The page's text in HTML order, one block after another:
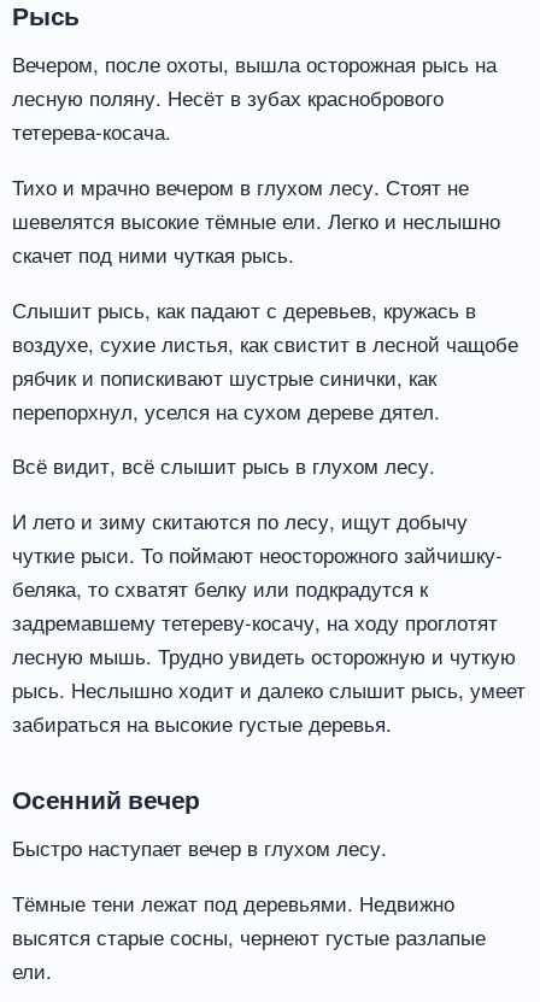
Рысь
Вечером, после охоты, вышла осторожная рысь на
лесную поляну. Несёт в зубах краснобрового
тетерева-косача.
Тихо и мрачно вечером в глухом лесу. Стоят не
шевелятся высокие тёмные ели. Легко и неслышно
скачет под ними чуткая рысь.
Слышит рысь, как падают с деревьев, кружась в
воздухе, сухие листья, как свистит в лесной чащобе
рябчик и попискивают шустрые синички, как
перепорхнул, уселся на сухом дереве дятел.
Всё видит, всё слышит рысь в глухом лесу.
И лето и зиму скитаются по лесу, ищут добычу
чуткие рыси. То поймают неосторожного зайчишку-
беляка, то схватят белку или подкрадутся к
задремавшему тетереву-косачу, на ходу проглотят
лесную мышь. Трудно увидеть осторожную и чуткую
рысь. Неслышно ходит и далеко слышит рысь, умеет
забираться на высокие густые деревья.
Осенний вечер
Быстро наступает вечер в глухом лесу.
Тёмные тени лежат под деревьями. Недвижно
высятся старые сосны, чернеют густые разлапые
ели.